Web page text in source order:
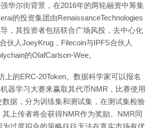
华尔街背景，在2016年的两轮融资中筹集
的投资集团由RenaissanceTechnologies
，其投资者包括联合广场风投，去中心化
伙人JoeyKrug，Filecoin与IPFS合伙人
的OlafCarlson-Wee。
上的ERC-20Token。数据科学家可以报名
器学习大赛来赢取其代币NMR，比赛使用
据，分为训练集和测试集，在测试集检验
上传者将会获得NMR作为奖励。NMR同
过度拟合的策略往往无法在真实市场有优